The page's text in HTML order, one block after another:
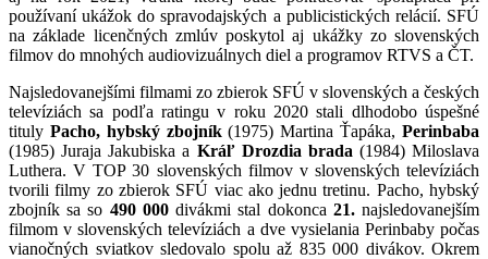
používaní ukážok do spravodajských a publicistických relácií. SFÚ
na základe licenčných zmlúv poskytol aj ukážky zo slovenských
filmov do mnohých audiovizuálnych diel a programov RTVS a ČT.
Najsledovanejšími filmami zo zbierok SFÚ v slovenských a českých
televíziách sa podľa ratingu v roku 2020 stali dlhodobo úspešné
tituly Pacho, hybský zbojník(1975) Martina Ťapáka,Perinbaba
(1985) Juraja Jakubiska a Kráľ Drozdia brada (1984) Miloslava
Luthera. V TOP 30 slovenských filmov v slovenských televíziách
tvorili filmy zo zbierok SFÚ viac ako jednu tretinu. Pacho, hybský
zbojník sa so 490 000divákmi stal dokonca 21.najsledovanejším
filmom v slovenských televíziách a dve vysielania Perinbaby počas
vianočných sviatkov sledovalo spolu až 835 000 divákov. Okrem